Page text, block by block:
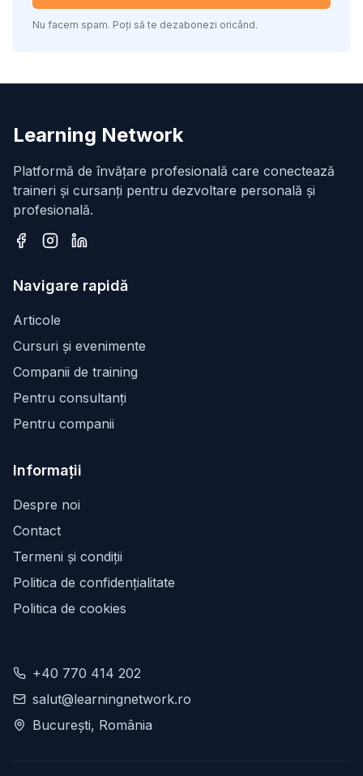
Nu facem spam. Poți să te dezabonezi oricând.
Learning Network
Platformă de învățare profesională care conectează
traineri și cursanți pentru dezvoltare personală și
profesională.
Navigare rapidă
Articole
Cursuri și evenimente
Companii de training
Pentru consultanți
Pentru companii
Informații
Despre noi
Contact
Termeni și condiții
Politica de confidențialitate
Politica de cookies
+40 770 414 202
salut@learningnetwork.ro
București, România